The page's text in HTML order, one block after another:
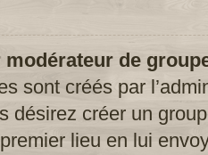
de
sont créés par
désirez créer un
lieu en lui